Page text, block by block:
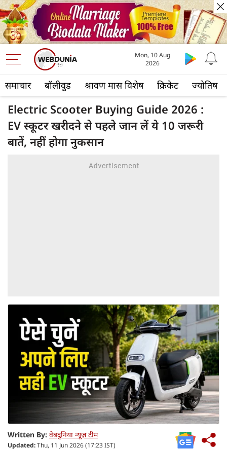
समाचार बॉलीवुड श्रावण मास विशेष क्रिकेट ज्योतिष
Mon, 10 Aug
2026
Electric Scooter Buying Guide 2026 :
EV स्कूटर खरीदने से पहले जान लें ये 10 जरूरी
बातें, नहीं होगा नुकसान
Written By: वेबदुनिया न्यूज़ टीम
Updated:Thu, 11 Jun 2026 (17:23 IST)